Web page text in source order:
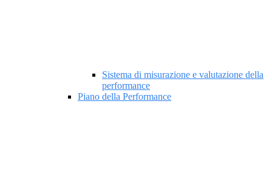
Sistema di misurazione e valutazione della
performance
Piano della Performance